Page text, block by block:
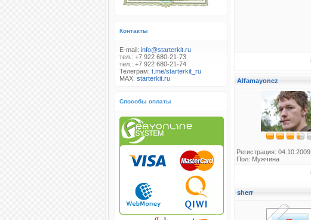
Контакты
E-mail: info@starterkit.ru
тел.: +7 922 680-21-73
тел.: +7 922 680-21-74
Телеграм: t.me/starterkit_ru
MAX: starterkit.ru
Способы оплаты
Alfamayonez
Регистрация: 04.10.2009
Пол: Мужчина
sherr